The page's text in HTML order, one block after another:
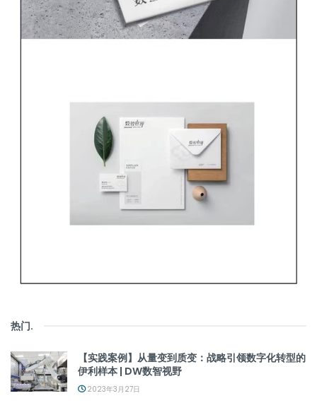
热门.
【实践案例】从量变到质变：战略引领数字化转型的
伊利样本 | DW数智视野
2023年3月27日